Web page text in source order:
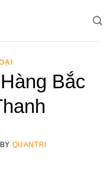
Bắc
BY QUANTRI